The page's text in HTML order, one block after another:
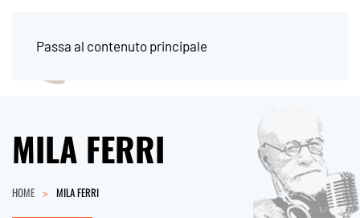
Passa al contenuto principale
MILA FERRI
HOME MILA FERRI